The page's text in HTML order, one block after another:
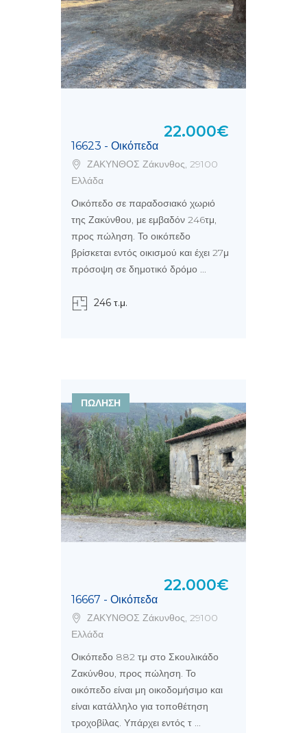
16623 - Οικόπεδα
22.000€
ΖΑΚΥΝΘΟΣ Ζάκυνθος, 29100
Ελλάδα
Οικόπεδο σε παραδοσιακό χωριό
της Ζακύνθου, με εμβαδόν 246τμ,
προς πώληση. Το οικόπεδο
βρίσκεται εντός οικισμού και έχει 27μ
πρόσοψη σε δημοτικό δρόμο ...
246 τ.μ.
ΠΩΛΗΣΗ
16667 - Οικόπεδα
22.000€
ΖΑΚΥΝΘΟΣ Ζάκυνθος, 29100
Ελλάδα
Οικόπεδο 882 τμ στο Σκουλικάδο
Ζακύνθου, προς πώληση. Το
οικόπεδο είναι μη οικοδομήσιμο και
είναι κατάλληλο για τοποθέτηση
τροχοβίλας. Υπάρχει εντός τ ...